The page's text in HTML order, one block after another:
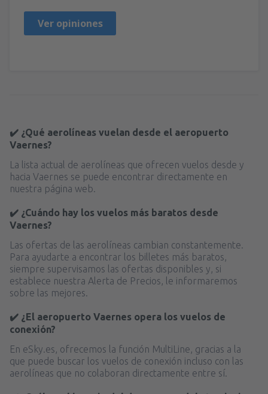
Ver opiniones
✔️ ¿Qué aerolíneas vuelan desde el aeropuerto
Vaernes?
La lista actual de aerolíneas que ofrecen vuelos desde y
hacia Vaernes se puede encontrar directamente en
nuestra página web.
✔️ ¿Cuándo hay los vuelos más baratos desde
Vaernes?
Las ofertas de las aerolíneas cambian constantemente.
Para ayudarte a encontrar los billetes más baratos,
siempre supervisamos las ofertas disponibles y, si
establece nuestra Alerta de Precios, le informaremos
sobre las mejores.
✔️ ¿El aeropuerto Vaernes opera los vuelos de
conexión?
En eSky.es, ofrecemos la función MultiLine, gracias a la
que puede buscar los vuelos de conexión incluso con las
aerolíneas que no colaboran directamente entre sí.